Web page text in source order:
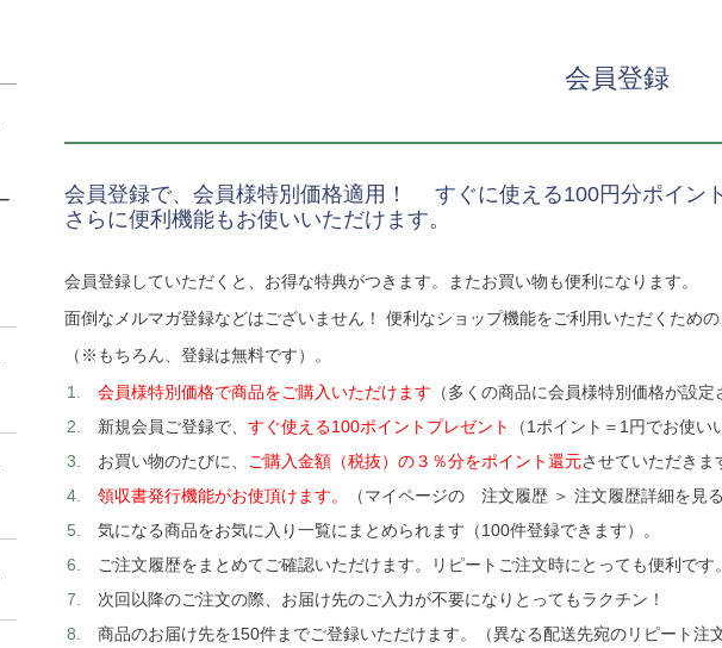
会員登録
会員登録で、会員様特別価格適用！ すぐに使える100円分ポイン
さらに便利機能もお使いいただけます。
会員登録していただくと、お得な特典がつきます。またお買い物も便利になります。
面倒なメルマガ登録などはございません！ 便利なショップ機能をご利用いただくため
（※もちろん、登録は無料です）。
会員様特別価格で商品をご購入いただけます （多くの商品に会員様特別価格が設
新規会員ご登録で、 すぐ使える100ポイントプレゼント
（1ポイント＝1円でお使
お買い物のたびに、
ご購入金額（税抜）の３％分をポイント還元させていただき
領収書発行機能がお使頂けます。
（マイページの 注文履歴 ＞ 注文履歴詳細を見
気になる商品をお気に入り一覧にまとめられます（100件登録できます）。
ご注文履歴をまとめてご確認いただけます。リピートご注文時にとっても便利です
次回以降のご注文の際、お届け先のご入力が不要になりとってもラクチン！
商品のお届け先を150件までご登録いただけます。（異なる配送先宛のリピート